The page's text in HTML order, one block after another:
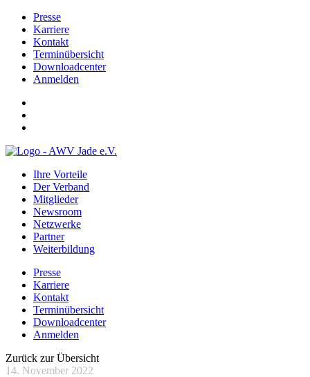
Presse
Karriere
Kontakt
Terminübersicht
Downloadcenter
Anmelden
Ihre Vorteile
Der Verband
Mitglieder
Newsroom
Netzwerke
Partner
Weiterbildung
Presse
Karriere
Kontakt
Terminübersicht
Downloadcenter
Anmelden
Zurück zur Übersicht
14. November 2022